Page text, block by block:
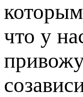
что у